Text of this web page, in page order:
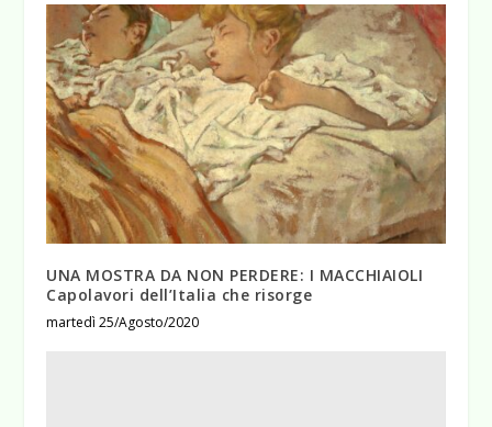
UNA MOSTRA DA NON PERDERE: I MACCHIAIOLI
Capolavori dell’Italia che risorge
martedì 25/Agosto/2020